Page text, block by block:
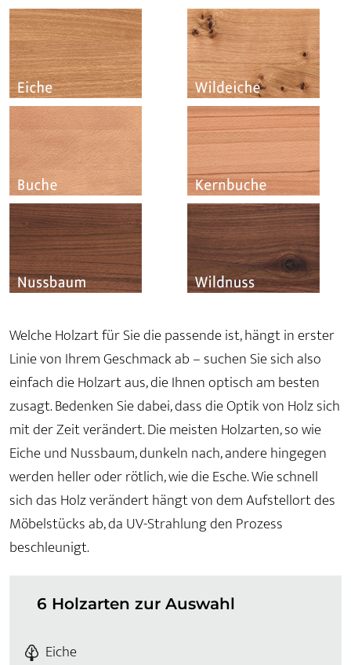
Welche Holzart für Sie die passende ist, hängt in erster
Linie von Ihrem Geschmack ab – suchen Sie sich also
einfach die Holzart aus, die Ihnen optisch am besten
zusagt. Bedenken Sie dabei, dass die Optik von Holz sich
mit der Zeit verändert. Die meisten Holzarten, so wie
Eiche und Nussbaum, dunkeln nach, andere hingegen
werden heller oder rötlich, wie die Esche. Wie schnell
sich das Holz verändert hängt von dem Aufstellort des
Möbelstücks ab, da UV-Strahlung den Prozess
beschleunigt.
6 Holzarten zur Auswahl
Eiche